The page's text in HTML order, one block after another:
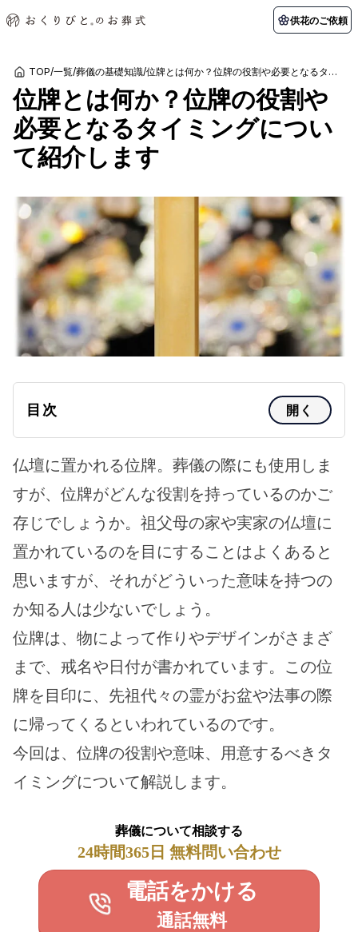
供花のご依頼
初めての方へ
初めての方へ 納棺の儀とは？
葬儀の流れ
アフターサポート
会社を知る
スタッフ一覧 採用情報
会社概要 店舗用地募集
関東エリア
東京都
千葉県 神奈川県
北海道エリア
札幌市 函館市
お客様の声
ご葬儀事例 お客様の声
よくある質問
葬儀の知識
葬儀の知識 供花のご依頼
TOP/一覧/葬儀の基礎知識/ 位牌とは何か？位牌の役割や必要となるタイミングについて紹介します
位牌とは何か？位牌の役割や
必要となるタイミングについ
て紹介します
目次 開く
仏壇に置かれる位牌。葬儀の際にも使用しま
すが、位牌がどんな役割を持っているのかご
存じでしょうか。祖父母の家や実家の仏壇に
置かれているのを目にすることはよくあると
思いますが、それがどういった意味を持つの
か知る人は少ないでしょう。
位牌は、物によって作りやデザインがさまざ
まで、戒名や日付が書かれています。この位
牌を目印に、先祖代々の霊がお盆や法事の際
に帰ってくるといわれているのです。
今回は、位牌の役割や意味、用意するべきタ
イミングについて解説します。
葬儀について相談する
24時間365日 無料問い合わせ
電話をかける
通話無料